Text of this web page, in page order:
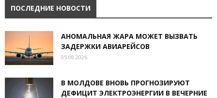
ПОСЛЕДНИЕ НОВОСТИ
АНОМАЛЬНАЯ ЖАРА МОЖЕТ ВЫЗВАТЬ
ЗАДЕРЖКИ АВИАРЕЙСОВ
05.08.2026
В МОЛДОВЕ ВНОВЬ ПРОГНОЗИРУЮТ
ДЕФИЦИТ ЭЛЕКТРОЭНЕРГИИ В ВЕЧЕРНИЕ